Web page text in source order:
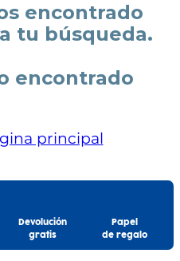
Aire Libre
sin intereses
encontrado
tu búsqueda.
principal
Devolución
gratis
Papel
de regalo